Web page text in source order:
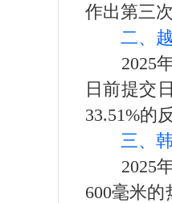
作出第三
二、
2025年7
日前提交
33.51%的
三、
2025年7
600毫米的